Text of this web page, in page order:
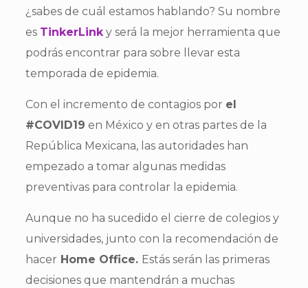
¿sabes de cuál estamos hablando? Su nombre
es TinkerLinky será la mejor herramienta que
podrás encontrar para sobre llevar esta
temporada de epidemia.
Con el incremento de contagios por el
#COVID19 en México y en otras partes de la
República Mexicana, las autoridades han
empezado a tomar algunas medidas
preventivas para controlar la epidemia.
Aunque no ha sucedido el cierre de colegios y
universidades, junto con la recomendación de
hacer Home Office. Estás serán las primeras
decisiones que mantendrán a muchas